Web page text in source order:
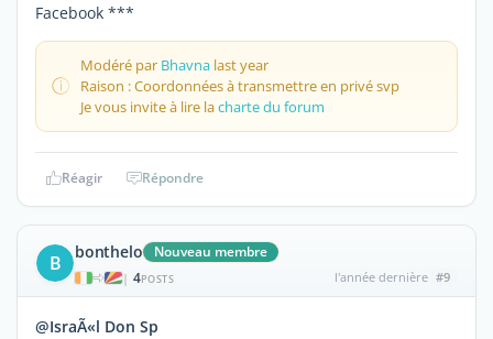
Facebook ***
Modéré par Bhavna last year
Raison : Coordonnées à transmettre en privé svp
Je vous invite à lire lacharte du forum
Réagir Répondre
B bonthelo Nouveau membre
| 4POSTS l'année dernière #9
@IsraÃ«l Don Sp